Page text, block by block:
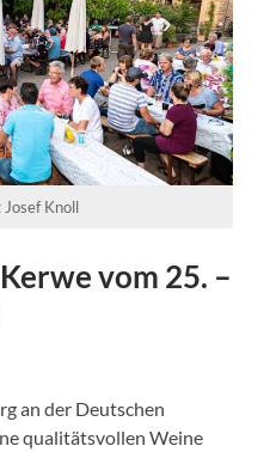
Josef Knoll
vom 25. –
an der Deutschen
qualitätsvollen Weine